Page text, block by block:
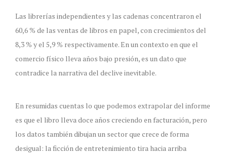
Las librerías independientes y las cadenas concentraron el
60,6 % de las ventas de libros en papel, con crecimientos del
8,3 % y el 5,9 % respectivamente. En un contexto en que el
comercio físico lleva años bajo presión, es un dato que
contradice la narrativa del declive inevitable.
En resumidas cuentas lo que podemos extrapolar del informe
es que el libro lleva doce años creciendo en facturación, pero
los datos también dibujan un sector que crece de forma
desigual: la ficción de entretenimiento tira hacia arriba